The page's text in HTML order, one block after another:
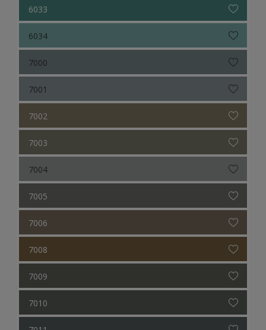
6033
6034
7000
7001
7002
7003
7004
7005
7006
7008
7009
7010